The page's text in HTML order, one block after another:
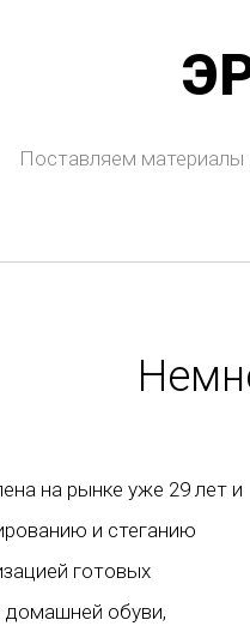
Поставляем материалы
на рынке уже 29 лет и
и стеганию
готовых
домашней обуви,